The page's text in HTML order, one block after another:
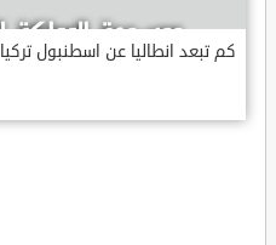
كم تبعد انطاليا عن اسطنبول تركيا